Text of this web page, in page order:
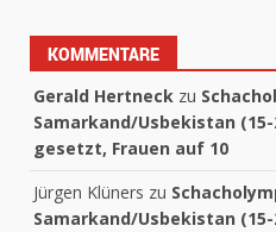
KOMMENTARE
Gerald Hertneck zu
Samarkand/Usbekistan
gesetzt, Frauen auf 10
Jürgen Klüners zu
Samarkand/Usbekistan